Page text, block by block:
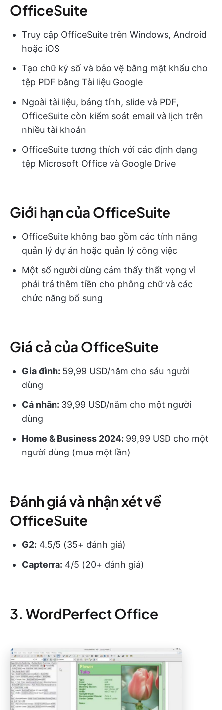
OfficeSuite
Truy cập OfficeSuite trên Windows, Android
hoặc iOS
Tạo chữ ký số và bảo vệ bằng mật khẩu cho
tệp PDF bằng Tài liệu Google
Ngoài tài liệu, bảng tính, slide và PDF,
OfficeSuite còn kiểm soát email và lịch trên
nhiều tài khoản
OfficeSuite tương thích với các định dạng
tệp Microsoft Office và Google Drive
Giới hạn của OfficeSuite
OfficeSuite không bao gồm các tính năng
quản lý dự án hoặc quản lý công việc
Một số người dùng cảm thấy thất vọng vì
phải trả thêm tiền cho phông chữ và các
chức năng bổ sung
Giá cả của OfficeSuite
Gia đình: 59,99 USD/năm cho sáu người
dùng
Cá nhân: 39,99 USD/năm cho một người
dùng
Home & Business 2024: 99,99 USD cho một
người dùng (mua một lần)
Đánh giá và nhận xét về
OfficeSuite
G2: 4.5/5 (35+ đánh giá)
Capterra: 4/5 (20+ đánh giá)
3. WordPerfect Office